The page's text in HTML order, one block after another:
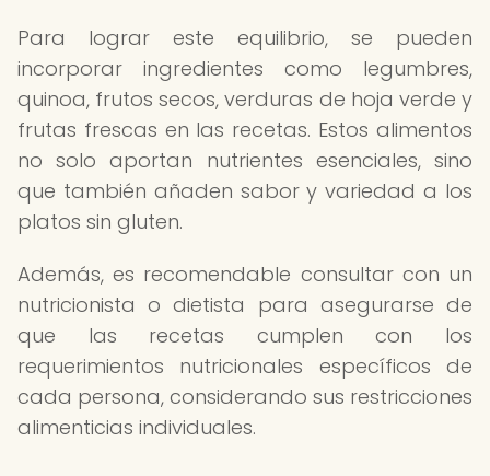
Para lograr este equilibrio, se pueden
incorporar ingredientes como legumbres,
quinoa, frutos secos, verduras de hoja verde y
frutas frescas en las recetas. Estos alimentos
no solo aportan nutrientes esenciales, sino
que también añaden sabor y variedad a los
platos sin gluten.
Además, es recomendable consultar con un
nutricionista o dietista para asegurarse de
que las recetas cumplen con los
requerimientos nutricionales específicos de
cada persona, considerando sus restricciones
alimenticias individuales.